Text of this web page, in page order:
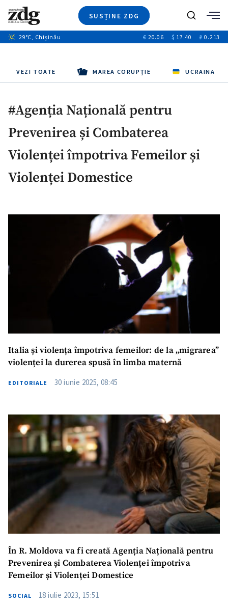
SUSȚINE ZDG
Ştiri
+9
Video
Caută
29°C, Chișinău € 20.06 $ 17.40 ₽ 0.213
VEZI TOATE MAREA CORUPȚIE UCRAINA
#Agenția Națională pentru
Prevenirea și Combaterea
Violenței împotriva Femeilor și
Violenței Domestice
Italia și violența împotriva femeilor: de la „migrarea”
violenței la durerea spusă în limba maternă
EDITORIALE 30 iunie 2025, 08:45
În R. Moldova va fi creată Agenția Națională pentru
Prevenirea și Combaterea Violenței împotriva
Femeilor și Violenței Domestice
SOCIAL 18 iulie 2023, 15:51